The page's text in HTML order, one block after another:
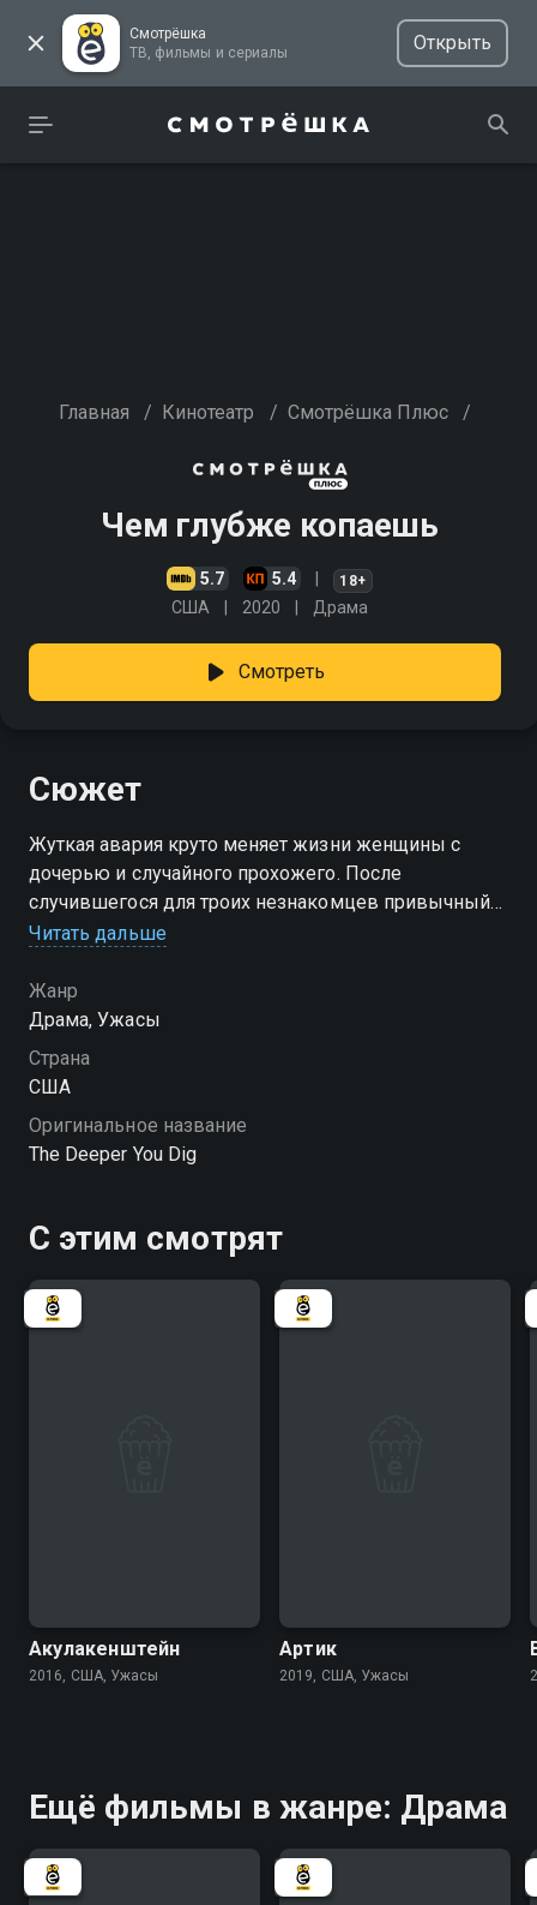
Смотрёшка
ТВ, фильмы и сериалы
Открыть
Главная / Кинотеатр / Смотрёшка Плюс /
Чем глубже копаешь
5.7 5.4 18+
США 2020 Драма
Смотреть
Сюжет
Жуткая авария круто меняет жизни женщины с
дочерью и случайного прохожего. После
случившегося для троих незнакомцев привычный
мир перестаёт существовать — теперь они не могут
с потусторонними видениями, и прошлое сливается
с настоящим, стирая все привычные границы.
Пытаясь разобраться в происходящем, герои
постепенно осознают: им придётся столкнуться с
глубже копаешь» — смотрите онлайн в хорошем
качестве.
Читать дальше
Жанр
Драма, Ужасы
Страна
США
Оригинальное название
The Deeper You Dig
С этим смотрят
Акулакенштейн
2016, США, Ужасы
Артик
2019, США, Ужасы
Ещё фильмы в жанре: Драма